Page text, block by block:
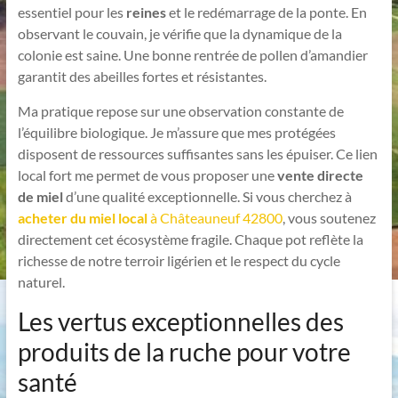
essentiel pour lesreineset le redémarrage de la ponte. En
observant le couvain, je vérifie que la dynamique de la
colonie est saine. Une bonne rentrée de pollen d’amandier
garantit des abeilles fortes et résistantes.
Ma pratique repose sur une observation constante de
l’équilibre biologique. Je m’assure que mes protégées
disposent de ressources suffisantes sans les épuiser. Ce lien
local fort me permet de vous proposer unevente directe
de mield’une qualité exceptionnelle. Si vous cherchez à
acheter du miel localà Châteauneuf 42800, vous soutenez
directement cet écosystème fragile. Chaque pot reflète la
richesse de notre terroir ligérien et le respect du cycle
naturel.
Les vertus exceptionnelles des
produits de la ruche pour votre
santé